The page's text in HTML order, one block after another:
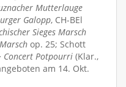
Mutterlauge
Galopp, CH-BEl
Sieges Marsch
op. 25; Schott
Concert Potpourri (Klar.,
am 14. Okt.